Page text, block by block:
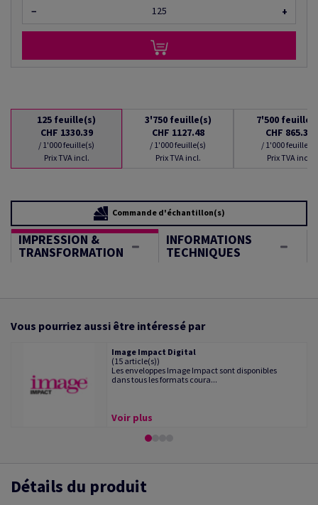
− +
125 feuille(s)
CHF 1330.39
/ 1'000 feuille(s)
Prix TVA incl.
3'750 feuille(s)
CHF 1127.48
/ 1'000 feuille(s)
Prix TVA incl.
7'500
CHF 865.34
/ 1'000 feuille(s)
Prix TVA incl.
Commande d'échantillon(s)
IMPRESSION &
TRANSFORMATION
INFORMATIONS
TECHNIQUES
Vous pourriez aussi être intéressé par
Image Impact Digital
(15 article(s))
Les enveloppes Image Impact sont disponibles
dans tous les formats coura...
Voir plus
Détails du produit